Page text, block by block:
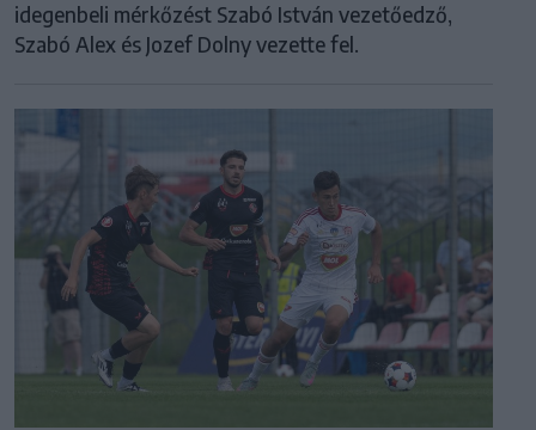
idegenbeli mérkőzést Szabó István vezetőedző,
Szabó Alex és Jozef Dolny vezette fel.